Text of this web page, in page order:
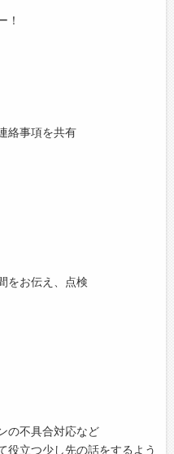
！
絡事項を共有
をお伝え、点検
の不具合対応など
立つ少し先の話をするよう